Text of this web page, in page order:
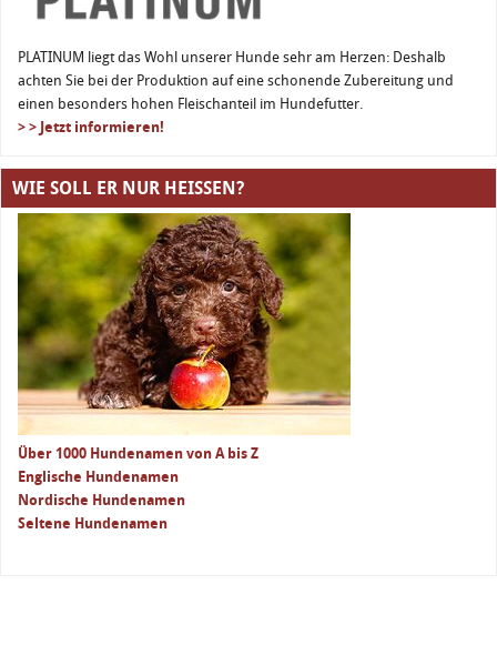
PLATINUM liegt das Wohl unserer Hunde sehr am Herzen: Deshalb
achten Sie bei der Produktion auf eine schonende Zubereitung und
einen besonders hohen Fleischanteil im Hundefutter.
> > Jetzt informieren!
WIE SOLL ER NUR HEISSEN?
Über 1000 Hundenamen von A bis Z
Englische Hundenamen
Nordische Hundenamen
Seltene Hundenamen